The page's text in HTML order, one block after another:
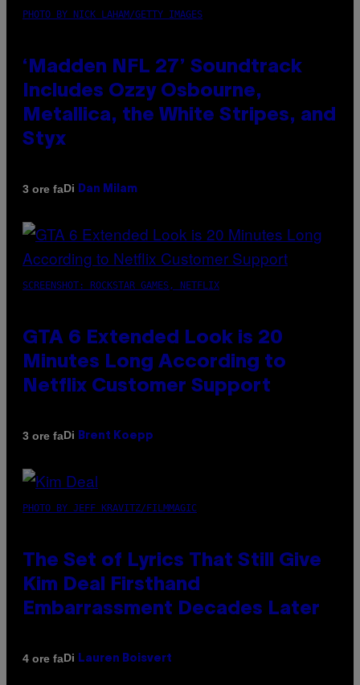
PHOTO BY NICK LAHAM/GETTY IMAGES
‘Madden NFL 27’ Soundtrack
Includes Ozzy Osbourne,
Metallica, the White Stripes, and
Styx
3 ore faDi Dan Milam
SCREENSHOT: ROCKSTAR GAMES, NETFLIX
GTA 6 Extended Look is 20
Minutes Long According to
Netflix Customer Support
3 ore faDi Brent Koepp
PHOTO BY JEFF KRAVITZ/FILMMAGIC
The Set of Lyrics That Still Give
Kim Deal Firsthand
Embarrassment Decades Later
4 ore faDi Lauren Boisvert